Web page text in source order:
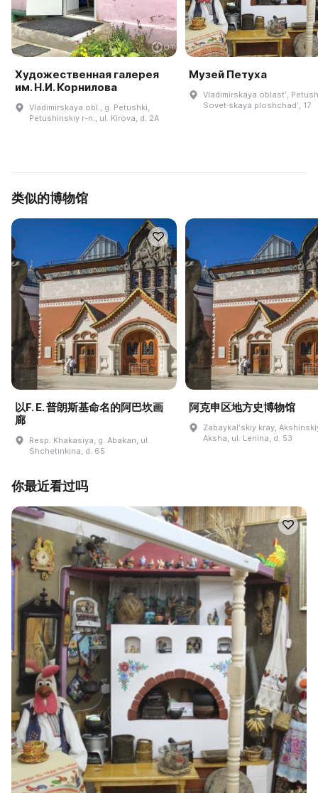
Художественная галерея
им. Н.И. Корнилова
Vladimirskaya obl., g. Petushki,
Petushinskiy r-n., ul. Kirova, d. 2A
Музей Петуха
Vladimirskaya oblastʹ,
Sovet·skaya ploshchadʹ, 17
类似的博物馆
以F. E. 普朗斯基命名的阿巴坎画
廊
Resp. Khakasiya, g. Abakan, ul.
Shchetinkina, d. 65
阿克申区地方史博物馆
Zabaykalʹskiy kray,
Aksha, ul. Lenina, d. 53
你最近看过吗